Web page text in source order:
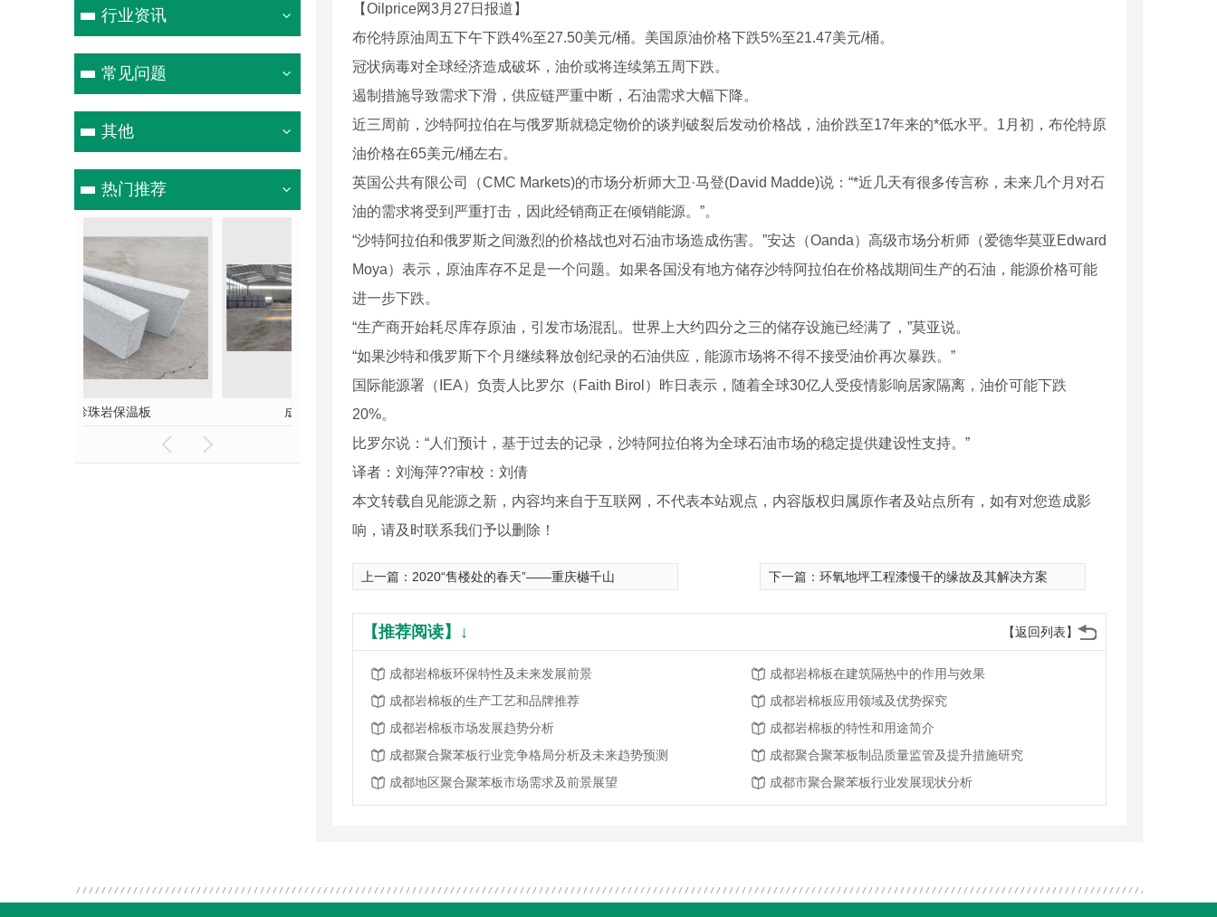
行业资讯
常见问题
其他
热门推荐
珍珠岩保温板
【Oilprice网3月27日报道】
布伦特原油周五下午下跌4%至27.50美元/桶。美国原油价格下跌5%至21.47美元/桶。
冠状病毒对全球经济造成破坏，油价或将连续第五周下跌。
遏制措施导致需求下滑，供应链严重中断，石油需求大幅下降。
近三周前，沙特阿拉伯在与俄罗斯就稳定物价的谈判破裂后发动价格战，油价跌至17年来的*低水平。1月初，布伦特原
油价格在65美元/桶左右。
英国公共有限公司（CMC Markets)的市场分析师大卫·马登(David Madde)说：“*近几天有很多传言称，未来几个月对石
油的需求将受到严重打击，因此经销商正在倾销能源。”。
“沙特阿拉伯和俄罗斯之间激烈的价格战也对石油市场造成伤害。”安达（Oanda）高级市场分析师（爱德华莫亚Edward
Moya）表示，原油库存不足是一个问题。如果各国没有地方储存沙特阿拉伯在价格战期间生产的石油，能源价格可能
进一步下跌。
“生产商开始耗尽库存原油，引发市场混乱。世界上大约四分之三的储存设施已经满了，”莫亚说。
“如果沙特和俄罗斯下个月继续释放创纪录的石油供应，能源市场将不得不接受油价再次暴跌。”
国际能源署（IEA）负责人比罗尔（Faith Birol）昨日表示，随着全球30亿人受疫情影响居家隔离，油价可能下跌
20%。
比罗尔说：“人们预计，基于过去的记录，沙特阿拉伯将为全球石油市场的稳定提供建设性支持。”
译者：刘海萍??审校：刘倩
本文转载自见能源之新，内容均来自于互联网，不代表本站观点，内容版权归属原作者及站点所有，如有对您造成影
响，请及时联系我们予以删除！
上一篇： 2020“售楼处的春天”——重庆樾千山 下一篇： 环氧地坪工程漆慢干的缘故及其解决方案
【返回列表】
【推荐阅读】↓
成都岩棉板环保特性及未来发展前景
成都岩棉板在建筑隔热中的作用与效果
成都岩棉板的生产工艺和品牌推荐
成都岩棉板应用领域及优势探究
成都岩棉板市场发展趋势分析
成都岩棉板的特性和用途简介
成都聚合聚苯板行业竞争格局分析及未来趋势预测
成都聚合聚苯板制品质量监管及提升措施研究
成都地区聚合聚苯板市场需求及前景展望
成都市聚合聚苯板行业发展现状分析